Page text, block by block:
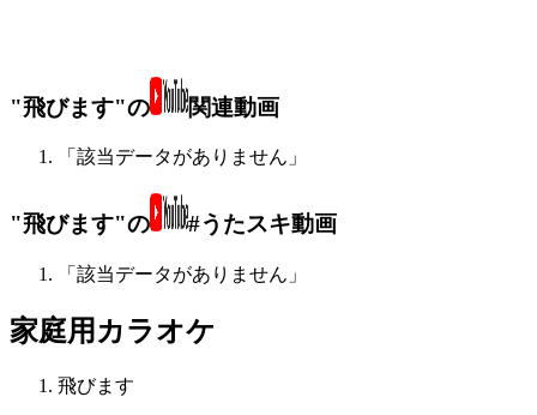
"飛びます"の 関連動画
「該当データがありません」
"飛びます"の #うたスキ動画
「該当データがありません」
家庭用カラオケ
飛びます